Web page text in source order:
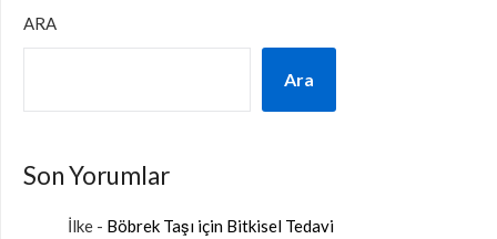
ARA
Ara
Son Yorumlar
İlke - Böbrek Taşı için Bitkisel Tedavi